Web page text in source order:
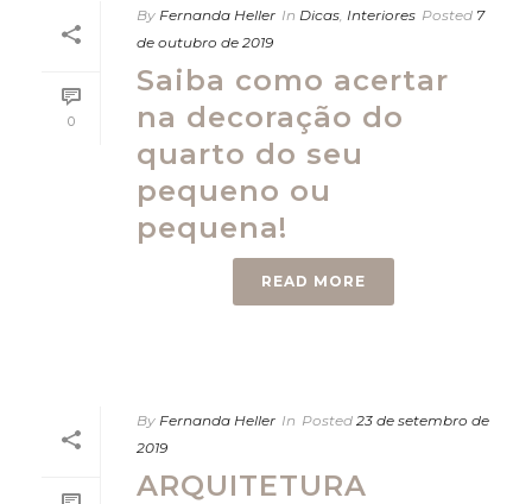
0
By Fernanda Heller In Dicas Interiores Posted 7
de outubro de 2019
Saiba como acertar
na decoração do
quarto do seu
pequeno ou
pequena!
READ MORE
By Fernanda Heller In Posted 23 de setembro de
2019
ARQUITETURA